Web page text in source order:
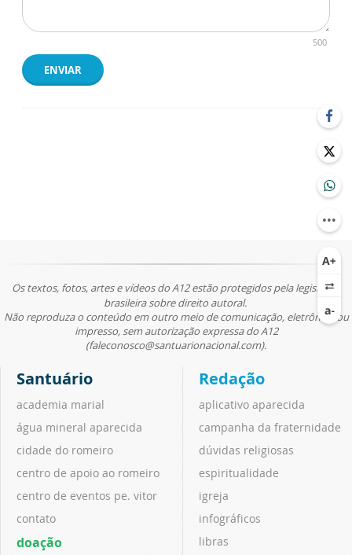
500
ENVIAR
Os textos, fotos, artes e vídeos do A12 estão protegidos pela legislação
brasileira sobre direito autoral.
Não reproduza o conteúdo em outro meio de comunicação, eletrônico ou
impresso, sem autorização expressa do A12
(faleconosco@santuarionacional.com).
Santuário
academia marial
água mineral aparecida
cidade do romeiro
centro de apoio ao romeiro
centro de eventos pe. vitor
contato
doação
Redação
aplicativo aparecida
campanha da fraternidade
dúvidas religiosas
espiritualidade
igreja
infográficos
libras